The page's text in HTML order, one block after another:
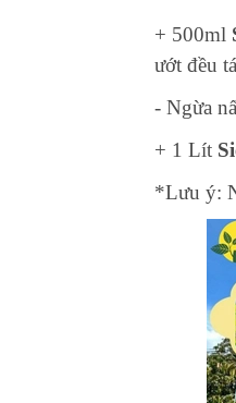
+ 500ml
ướt đều
- Ngừa
+ 1 Lít
*Lưu ý: